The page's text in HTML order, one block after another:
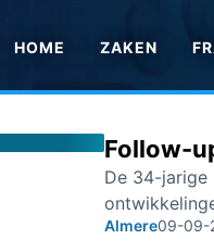
HOME ZAKEN
Follow-
De 34-jarige
Almere09-09-